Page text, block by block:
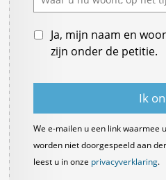
Ja, mijn naam en
zijn onder de petitie.
We e-mailen u een link waarmee
worden niet doorgespeeld aan
leest u in onze privacyverklaring.